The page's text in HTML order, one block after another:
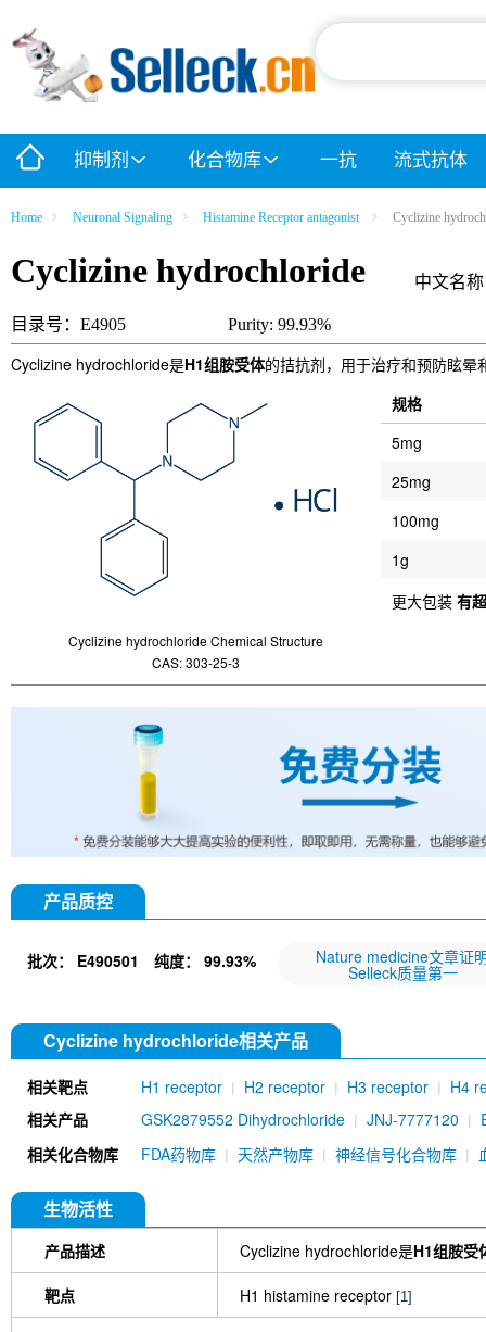
抑制剂 化合物库 一抗 流式抗体
Home Neuronal Signaling Histamine Receptor antagonist Cyclizine
Cyclizine hydrochloride 中文名
目录号：E4905 Purity: 99.93%
Cyclizine hydrochloride是H1组胺受体的拮抗剂，用于治疗和预防眩晕
Cyclizine hydrochloride Chemical Structure
CAS: 303-25-3
规格
5mg
25mg
100mg
1g
更大包装 有
产品质控
批次： E490501 纯度： 99.93% Nature medicine文章证
Selleck质量第一
Cyclizine hydrochloride相关产品
相关靶点 H1 receptor H2 receptor H3 receptor
H4
相关产品
GSK2879552 Dihydrochloride JNJ-7777120
相关化合物库 FDA药物库 天然产物库 神经信号化合物库
生物活性
产品描述 Cyclizine hydrochloride是H1组胺受
靶点 H1 histamine receptor [1]